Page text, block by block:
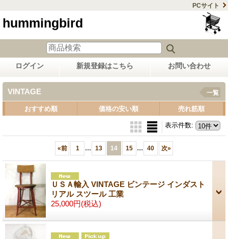
PCサイト
hummingbird
ログイン 新規登録はこちら お問い合わせ
VINTAGE 一覧
おすすめ順 価格の安い順 売れ筋順
表示件数:
«前 1 ... 13 14 15 ... 40 次»
ＵＳＡ輸入 VINTAGE ビンテージ インダスト
リアル スツール 工業
25,000円(税込)